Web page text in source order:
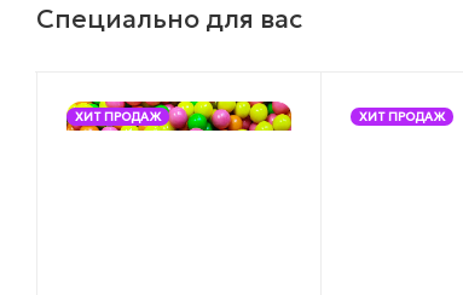
Специально для вас
ХИТ ПРОДАЖ ХИТ ПРОДАЖ